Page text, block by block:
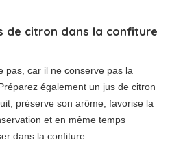
de citron dans la confiture
pas, car il ne conserve pas la
également un jus de citron
préserve son arôme, favorise la
et en même temps
dans la confiture.